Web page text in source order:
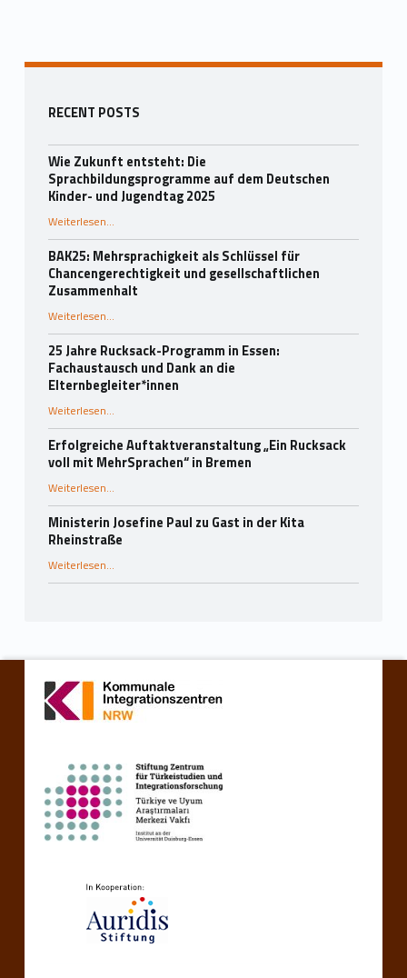
Seitenleiste
RECENT POSTS
Wie Zukunft entsteht: Die
Sprachbildungsprogramme auf dem Deutschen
Kinder- und Jugendtag 2025
Weiterlesen“Wie Zukunft entsteht: Die Sprachbildungsprogramme auf dem Deutschen Kinder- und Jugendtag 2025”
…
BAK25: Mehrsprachigkeit als Schlüssel für
Chancengerechtigkeit und gesellschaftlichen
Zusammenhalt
Weiterlesen“BAK25: Mehrsprachigkeit als Schlüssel für Chancengerechtigkeit und gesellschaftlichen Zusammenhalt”
…
25 Jahre Rucksack-Programm in Essen:
Fachaustausch und Dank an die
Elternbegleiter*innen
Weiterlesen“25 Jahre Rucksack-Programm in Essen: Fachaustausch und Dank an die Elternbegleiter*innen”
…
Erfolgreiche Auftaktveranstaltung „Ein Rucksack
voll mit MehrSprachen“ in Bremen
Weiterlesen“Erfolgreiche Auftaktveranstaltung „Ein Rucksack voll mit MehrSprachen“ in Bremen”
…
Ministerin Josefine Paul zu Gast in der Kita
Rheinstraße
Weiterlesen“Ministerin Josefine Paul zu Gast in der Kita Rheinstraße”
…